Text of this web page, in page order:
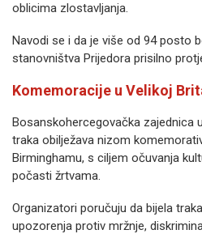
oblicima zlostavljanja.
Navodi se i da je više od 94 posto
stanovništva Prijedora prisilno
Komemoracije u Velikoj
Bosanskohercegovačka zajednica
traka obilježava nizom
Birminghamu, s ciljem očuvanja
počasti žrtvama.
Organizatori poručuju da bijela
upozorenja protiv mržnje,